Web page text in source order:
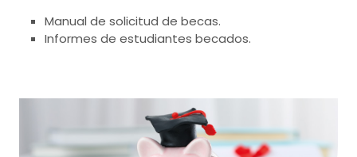
Manual de solicitud de becas.
Informes de estudiantes becados.